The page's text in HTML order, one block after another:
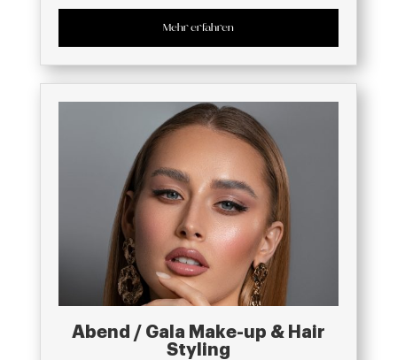
Mehr erfahren
Abend / Gala Make-up & Hair
Styling